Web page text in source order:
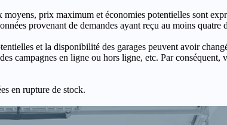
prix maximum et économies potentielles sont
provenant de demandes ayant reçu au moins quatre
et la disponibilité des garages peuvent avoir
campagnes en ligne ou hors ligne, etc. Par conséquent,
en rupture de stock.